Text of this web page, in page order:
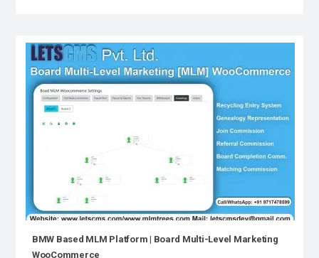
BMW Based MLM Platform | Board Multi-Level Marketing
WooCommerce